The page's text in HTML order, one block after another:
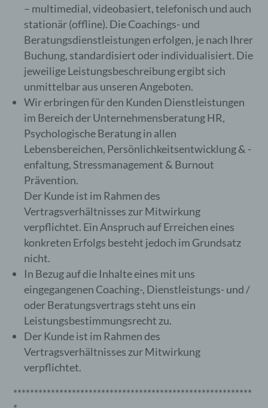
– multimedial, videobasiert, telefonisch und auch
stationär (offline). Die Coachings- und
Beratungsdienstleistungen erfolgen, je nach Ihrer
Buchung, standardisiert oder individualisiert. Die
jeweilige Leistungsbeschreibung ergibt sich
unmittelbar aus unseren Angeboten.
Wir erbringen für den Kunden Dienstleistungen
im Bereich der Unternehmensberatung HR,
Psychologische Beratung in allen
Lebensbereichen, Persönlichkeitsentwicklung & -
enfaltung, Stressmanagement & Burnout
Prävention.
Der Kunde ist im Rahmen des
Vertragsverhältnisses zur Mitwirkung
verpflichtet. Ein Anspruch auf Erreichen eines
konkreten Erfolgs besteht jedoch im Grundsatz
nicht.
In Bezug auf die Inhalte eines mit uns
eingegangenen Coaching-, Dienstleistungs- und /
oder Beratungsvertrags steht uns ein
Leistungsbestimmungsrecht zu.
Der Kunde ist im Rahmen des
Vertragsverhältnisses zur Mitwirkung
verpflichtet.
*********************************************************